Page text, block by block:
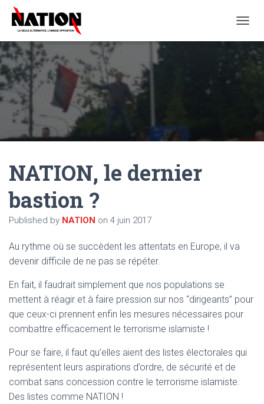
U
M
N
NATION, le dernier
bastion ?
Published by NATION on 4 juin 2017
Au rythme où se succèdent les attentats en Europe, il va
devenir difficile de ne pas se répéter.
En fait, il faudrait simplement que nos populations se
mettent à réagir et à faire pression sur nos “dirigeants” pour
que ceux-ci prennent enfin les mesures nécessaires pour
combattre efficacement le terrorisme islamiste !
Pour se faire, il faut qu’elles aient des listes électorales qui
représentent leurs aspirations d’ordre, de sécurité et de
combat sans concession contre le terrorisme islamiste.
Des listes comme NATION !